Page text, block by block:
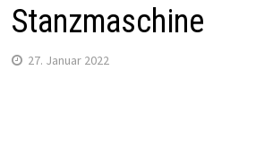
Stanzmaschine
27. Januar 2022